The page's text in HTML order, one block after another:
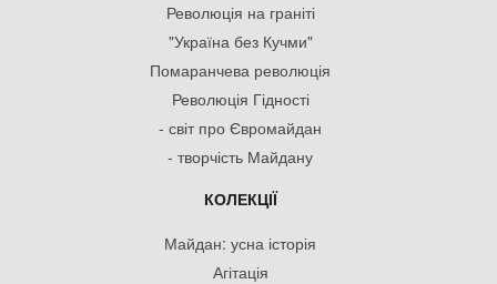
Революція на граніті
"Україна без Кучми"
Помаранчева революція
Революція Гідності
- світ про Євромайдан
- творчість Майдану
КОЛЕКЦІЇ
Майдан: усна історія
Агітація